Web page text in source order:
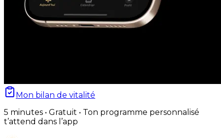
Mon bilan de vitalité
5 minutes • Gratuit • Ton programme personnalisé
t’attend dans l’app